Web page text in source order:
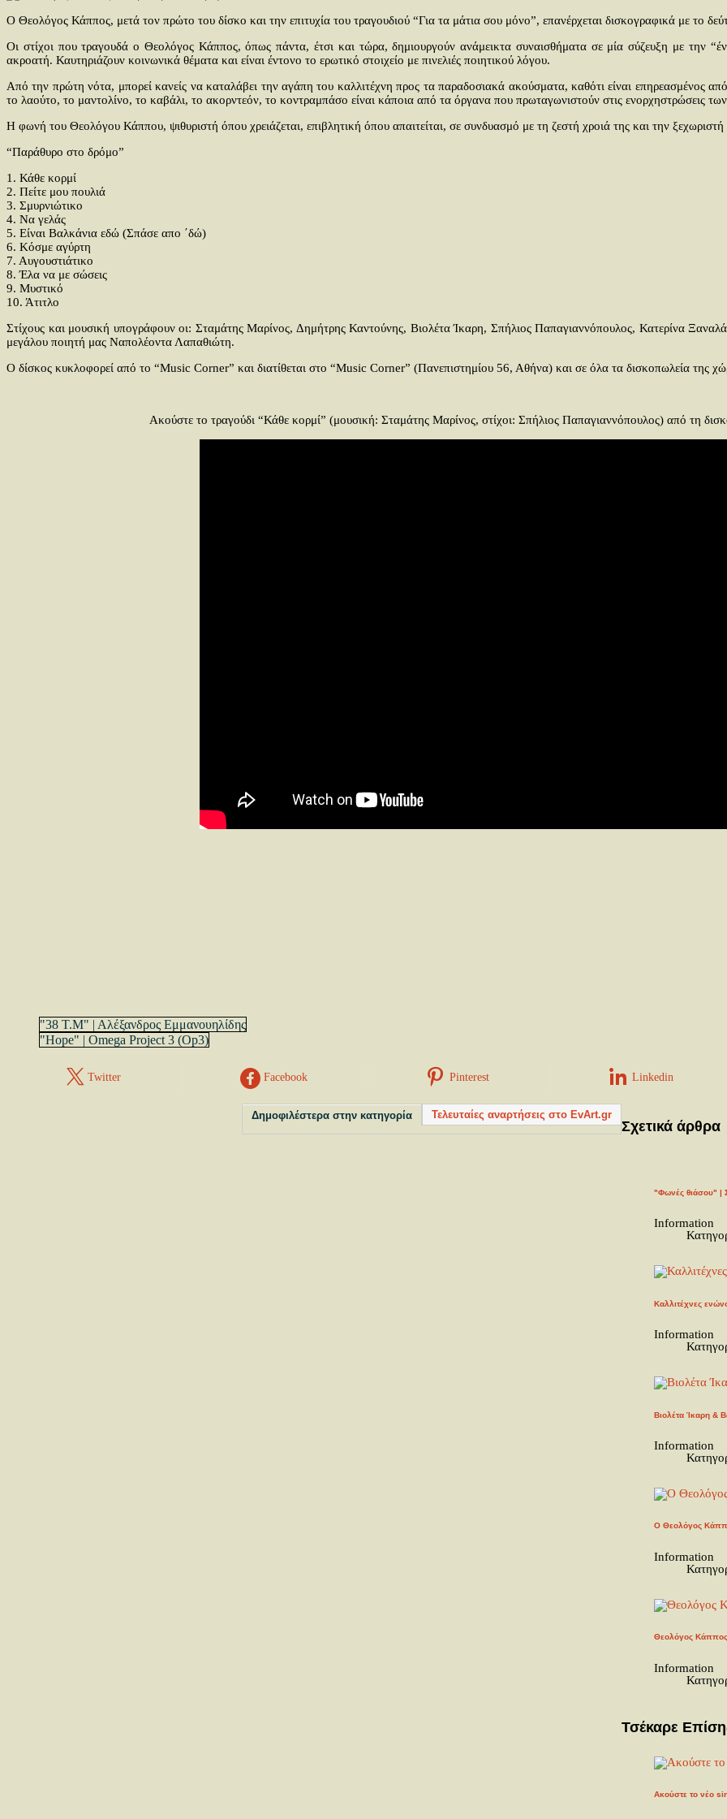
Ο Θεολόγος Κάππος, μετά τον πρώτο του δίσκο και την επιτυχία του τραγουδιού “Για τα μάτια σου μόνο”, επανέρχεται δισκογραφικά με το
Οι στίχοι που τραγουδά ο Θεολόγος Κάππος, όπως πάντα, έτσι και τώρα, δημιουργούν ανάμεικτα συναισθήματα σε μία σύζευξη με την
ακροατή. Καυτηριάζουν κοινωνικά θέματα και είναι έντονο το ερωτικό στοιχείο με πινελιές ποιητικού λόγου.
Από την πρώτη νότα, μπορεί κανείς να καταλάβει την αγάπη του καλλιτέχνη προς τα παραδοσιακά ακούσματα, καθότι είναι επηρεασμένος
το λαούτο, το μαντολίνο, το καβάλι, το ακορντεόν, το κοντραμπάσο είναι κάποια από τα όργανα που πρωταγωνιστούν στις ενορχηστρώσεις
Η φωνή του Θεολόγου Κάππου, ψιθυριστή όπου χρειάζεται, επιβλητική όπου απαιτείται, σε συνδυασμό με τη ζεστή χροιά της και την
“Παράθυρο στο δρόμο”
1. Κάθε κορμί
2. Πείτε μου πουλιά
3. Σμυρνιώτικο
4. Να γελάς
5. Είναι Βαλκάνια εδώ (Σπάσε απο ΄δώ)
6. Κόσμε αγύρτη
7. Αυγουστιάτικο
8. Έλα να με σώσεις
9. Μυστικό
10. Άτιτλο
Στίχους και μουσική υπογράφουν οι: Σταμάτης Μαρίνος, Δημήτρης Καντούνης, Βιολέτα Ίκαρη, Σπήλιος Παπαγιαννόπουλος, Κατερίνα
μεγάλου ποιητή μας Ναπολέοντα Λαπαθιώτη.
Ο δίσκος κυκλοφορεί από το “Music Corner” και διατίθεται στο “Music Corner” (Πανεπιστημίου 56, Αθήνα) και σε όλα τα δισκοπωλεία της
Ακούστε το τραγούδι “Κάθε κορμί” (μουσική: Σταμάτης Μαρίνος, στίχοι: Σπήλιος Παπαγιαννόπουλος) από τη
"38 Τ.Μ" | Αλέξανδρος Εμμανουηλίδης
"Hope" | Omega Project 3 (Op3)
Twitter Facebook Pinterest Linkedin
Σχετικά άρθρα
"Φωνές θιάσου" |
Information
Καλλιτέχνες
Information
Βιολέτα Ίκαρη &
Information
Ο Θεολόγος
Information
Θεολόγος Κάππος
Information
Τσέκαρε
Ακούστε το νέο
Δημοφιλέστερα στην κατηγορία Τελευταίες αναρτήσεις στο EvArt.gr